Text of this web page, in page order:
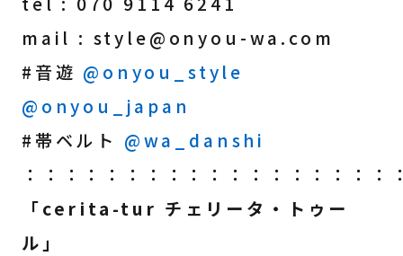
mail : style@onyou-wa.com
#音遊 @onyou_style
@onyou_japan
#帯ベルト @wa_danshi
：：：：：：：：：：：：：：：：：：
「cerita-tur チェリータ・トゥー
ル」